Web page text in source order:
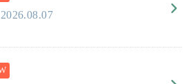
2026.08.07